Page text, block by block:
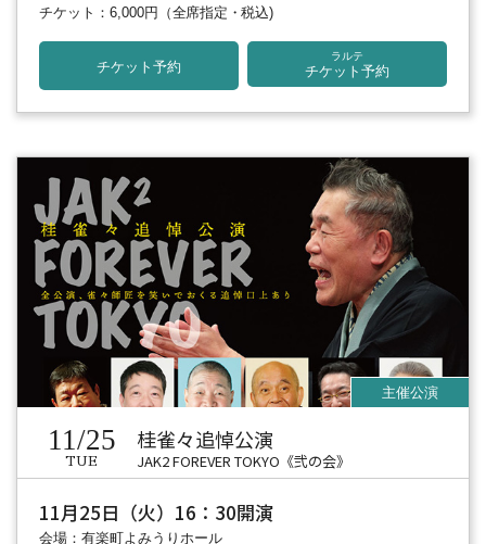
チケット：6,000円
（全席指定・税込)
チケット予約
ラルテ
チケット予約
11/25
TUE
桂雀々追悼公演
JAK2 FOREVER TOKYO《弐の会》
11月25日（火）16：30開演
会場：有楽町よみうりホール